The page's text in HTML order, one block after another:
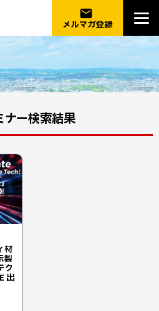
email
メルマガ登録
ナー検索結果
材
製
ク
出